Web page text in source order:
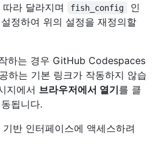
라 달라지며
fish_config
인
정하여 위의 설정을 재정의할
하는 경우 GitHub Codespaces
하는 기본 링크가 작동하지 않습
지에서 브라우저에서 열기를 클
됩니다.
반 인터페이스에 액세스하려